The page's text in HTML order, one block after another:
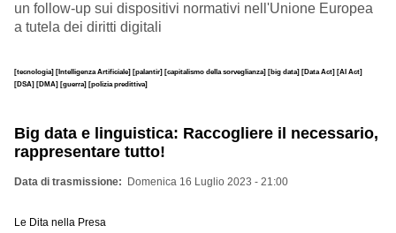
un follow-up sui dispositivi normativi nell'Unione Europea
a tutela dei diritti digitali
[tecnologia] [Intelligenza Artificiale] [palantir] [capitalismo della sorveglianza] [big data] [Data Act] [AI Act]
[DSA] [DMA] [guerra] [polizia predittiva]
Big data e linguistica: Raccogliere il necessario,
rappresentare tutto!
Data di trasmissione Domenica 16 Luglio 2023 - 21:00
Le Dita nella Presa